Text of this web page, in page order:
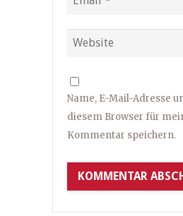
Name, E-Mail-Adresse
diesem Browser für
Kommentar speichern.